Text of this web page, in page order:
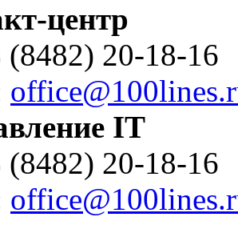
центр
(8482) 20-18-16
IT
(8482) 20-18-16